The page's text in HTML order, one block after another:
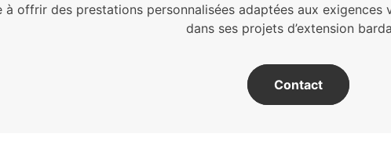
à offrir des prestations personnalisées adaptées aux
dans ses projets d’extension
Contact